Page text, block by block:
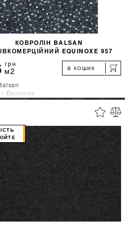
КОВРОЛІН BALSAN
EQUINOXE 957
грн
м2 В КОШИК
Equinoxe
Франция
%
КУПИТИ